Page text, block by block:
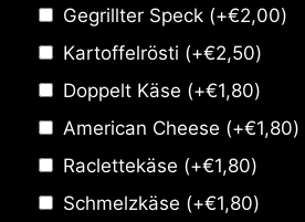
Gegrillter Speck (+€2,00)
Kartoffelrösti (+€2,50)
Doppelt Käse (+€1,80)
American Cheese (+€1,80)
Raclettekäse (+€1,80)
Schmelzkäse (+€1,80)